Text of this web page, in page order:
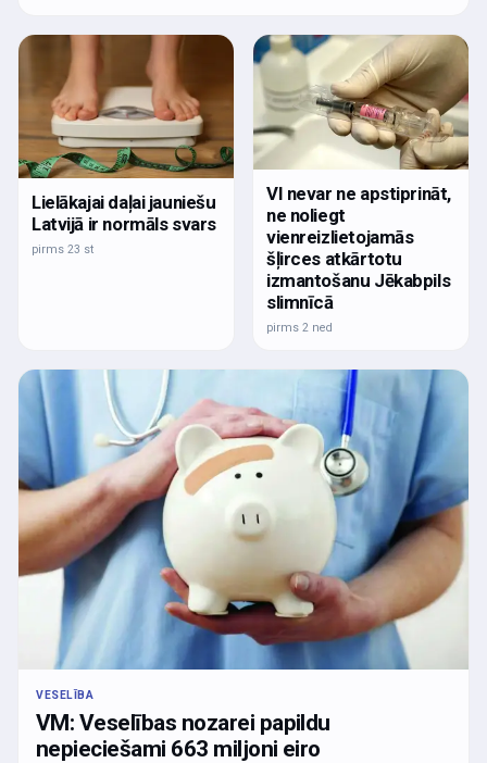
Lielākajai daļai jauniešu
Latvijā ir normāls svars
pirms 23 st
VI nevar ne apstiprināt,
ne noliegt
vienreizlietojamās
šļirces atkārtotu
izmantošanu Jēkabpils
slimnīcā
pirms 2 ned
VESELĪBA
VM: Veselības nozarei papildu
nepieciešami 663 miljoni eiro